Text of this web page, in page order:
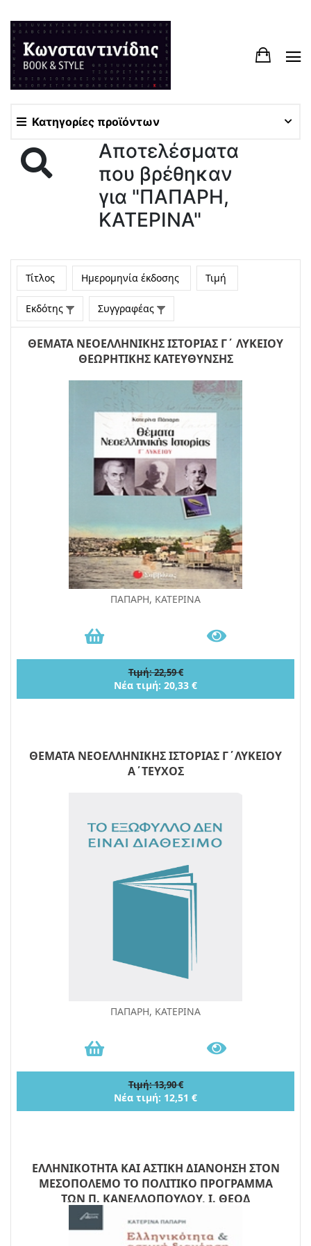
Κατηγορίες προϊόντων
Αποτελέσματα
που βρέθηκαν
για "ΠΑΠΑΡΗ,
ΚΑΤΕΡΙΝΑ"
Τίτλος Ημερομηνία έκδοσης Τιμή
Εκδότης Συγγραφέας
ΘΕΜΑΤΑ ΝΕΟΕΛΛΗΝΙΚΗΣ ΙΣΤΟΡΙΑΣ Γ΄ ΛΥΚΕΙΟΥ
ΘΕΩΡΗΤΙΚΗΣ ΚΑΤΕΥΘΥΝΣΗΣ
ΠΑΠΑΡΗ, ΚΑΤΕΡΙΝΑ
Τιμή: 22,59 €
Νέα τιμή: 20,33 €
ΘΕΜΑΤΑ ΝΕΟΕΛΛΗΝΙΚΗΣ ΙΣΤΟΡΙΑΣ Γ΄ΛΥΚΕΙΟΥ
Α΄ΤΕΥΧΟΣ
ΠΑΠΑΡΗ, ΚΑΤΕΡΙΝΑ
Τιμή: 13,90 €
Νέα τιμή: 12,51 €
ΕΛΛΗΝΙΚΟΤΗΤΑ ΚΑΙ ΑΣΤΙΚΗ ΔΙΑΝΟΗΣΗ ΣΤΟΝ
ΜΕΣΟΠΟΛΕΜΟ ΤΟ ΠΟΛΙΤΙΚΟ ΠΡΟΓΡΑΜΜΑ
ΤΩΝ Π. ΚΑΝΕΛΛΟΠΟΥΛΟΥ, Ι. ΘΕΟΔ